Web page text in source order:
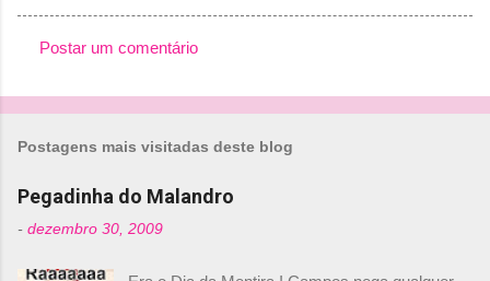
o
n
t
Postar um comentário
Postagens mais visitadas deste blog
Pegadinha do Malandro
- dezembro 30, 2009